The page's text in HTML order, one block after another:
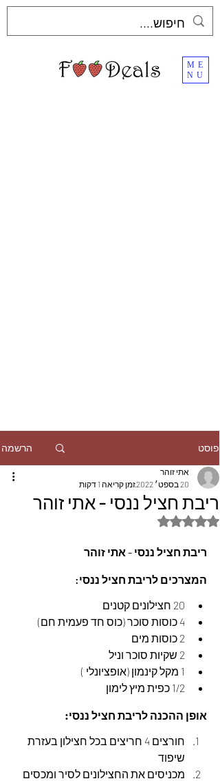
ME
NU
פוסט הרשמה
ריבת חציל ננסי - אתי זוהר
אתי זוהר
20 בספט׳ 2022
זמן קריאה 1 דקות
דירוג של NaN מתוך 5 כוכבים
ריבת חציל ננסי - אתי זוהר
המצרכים לריבת חציל ננסי:
20 חצילונים קטנים
4 כוסות סוכר (כוס חד פעמית חם)
2 כוסות מים
2 שקיות סוכר וניל
1 מקל קינמון (אופציונלי )
1/2 כפית מיץ לימון
אופן ההכנה לריבת חציל ננסי:
חורצים 4 חריצים בכל חצילון בעזרת
שיפוד
מכניסים את החצילונים לסיר ומכסים